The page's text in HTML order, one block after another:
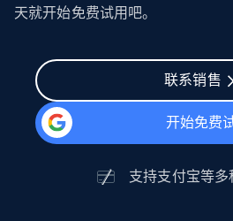
天就开始免费试用吧。
联系销售
开始免费
支持支付宝等多